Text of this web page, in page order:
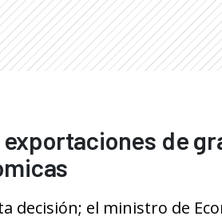
de
decisión; el ministro de